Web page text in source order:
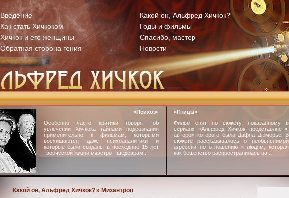
Введение
Как стать Хичкоком
Хичкок и его женщины
Обратная сторона гения
Какой он, Альфред Хичкок?
Годы и фильмы
Спасибо, мастер
Новости
«Психоз»
Особенно часто критики говорят об
увлечении Хичкока тайнами подсознания
применительно к фильмам, которыми
восхищаются даже психоаналитики и
которые были созданы в последние 15 лет
творческой жизни маэстро - шедеврам...
«Птицы»
Фильм снят по сюжету, показанному в
сериале «Альфред Хичкок представляет»,
автором которого была Дафна Дюморье. В
сюжете рассказывалось о необьяснимой
агрессии по отношению к людям, которая
как бешенство распространилась на...
Какой он, Альфред Хичкок? » Мизантроп